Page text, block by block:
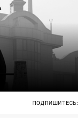
ПОДПИШИТЕСЬ: